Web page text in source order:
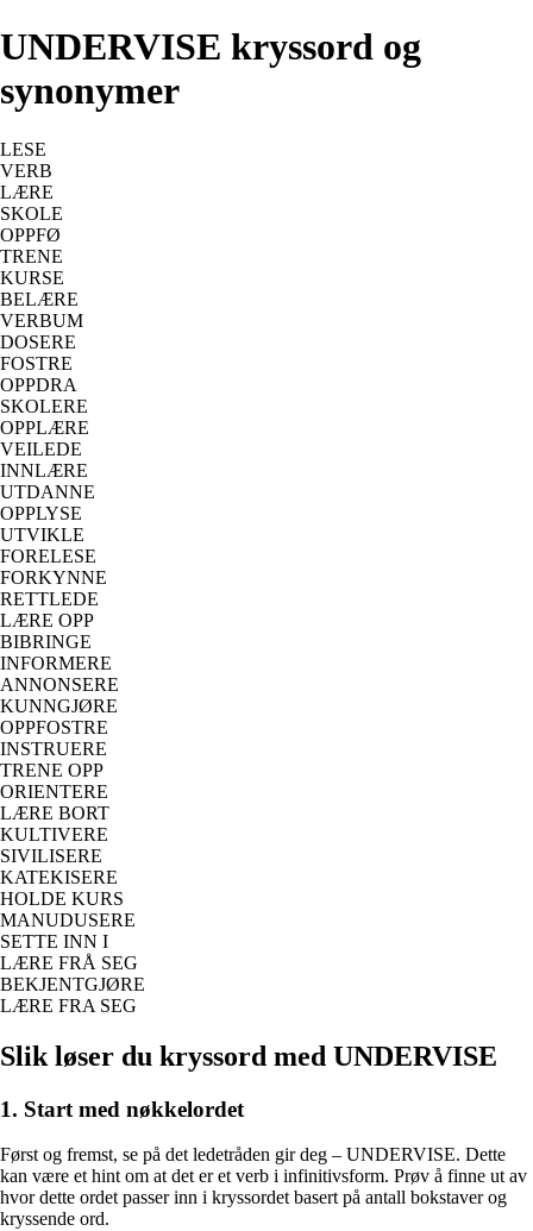
UNDERVISE kryssord og
synonymer
LESE
VERB
LÆRE
SKOLE
OPPFØ
TRENE
KURSE
BELÆRE
VERBUM
DOSERE
FOSTRE
OPPDRA
SKOLERE
OPPLÆRE
VEILEDE
INNLÆRE
UTDANNE
OPPLYSE
UTVIKLE
FORELESE
FORKYNNE
RETTLEDE
LÆRE OPP
BIBRINGE
INFORMERE
ANNONSERE
KUNNGJØRE
OPPFOSTRE
INSTRUERE
TRENE OPP
ORIENTERE
LÆRE BORT
KULTIVERE
SIVILISERE
KATEKISERE
HOLDE KURS
MANUDUSERE
SETTE INN I
LÆRE FRÅ SEG
BEKJENTGJØRE
LÆRE FRA SEG
Slik løser du kryssord med UNDERVISE
1. Start med nøkkelordet
Først og fremst, se på det ledetråden gir deg – UNDERVISE. Dette
kan være et hint om at det er et verb i infinitivsform. Prøv å finne ut av
hvor dette ordet passer inn i kryssordet basert på antall bokstaver og
kryssende ord.